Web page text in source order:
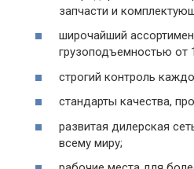
запчасти и
широчайший
грузоподъемностью от
строгий контроль
стандарты качества,
развитая дилерская
всему миру;